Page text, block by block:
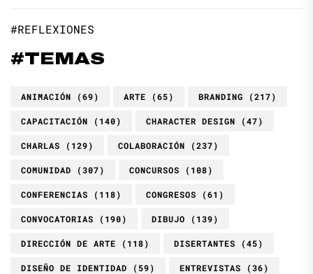
#REFLEXIONES
#TEMAS
ANIMACIÓN (69) ARTE (65) BRANDING (217)
CAPACITACIÓN (140) CHARACTER DESIGN (47)
CHARLAS (129) COLABORACIÓN (237)
COMUNIDAD (307) CONCURSOS (108)
CONFERENCIAS (118) CONGRESOS (61)
CONVOCATORIAS (190) DIBUJO (139)
DIRECCIÓN DE ARTE (118) DISERTANTES (45)
DISEÑO DE IDENTIDAD (59) ENTREVISTAS (36)